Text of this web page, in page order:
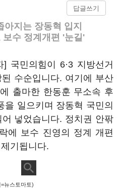
답글쓰기
지는 장동혁 입지
보수 정계개편 '눈길'
국민의힘이 6·3 지방선거
수순입니다. 여기에 부산
출마한 한동훈 무소속 후
일으키며 장동혁 국민의
넣었습니다. 정치권 안팎
에 보수 진영의 정계 개편
기됩니다.
뉴스토마토)